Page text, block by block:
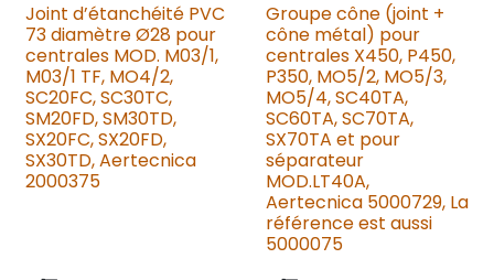
Joint d’étanchéité PVC
73 diamètre Ø28 pour
centrales MOD. M03/1,
M03/1 TF, MO4/2,
SC20FC, SC30TC,
SM20FD, SM30TD,
SX20FC, SX20FD,
SX30TD, Aertecnica
2000375
Groupe cône (joint +
cône métal) pour
centrales X450, P450,
P350, MO5/2, MO5/3,
MO5/4, SC40TA,
SC60TA, SC70TA,
SX70TA et pour
séparateur
MOD.LT40A,
Aertecnica 5000729, La
référence est aussi
5000075